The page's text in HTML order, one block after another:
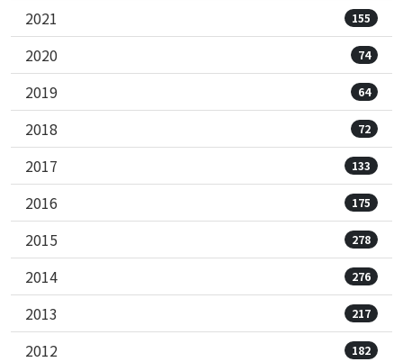
2021 155
2020 74
2019 64
2018 72
2017 133
2016 175
2015 278
2014 276
2013 217
2012 182